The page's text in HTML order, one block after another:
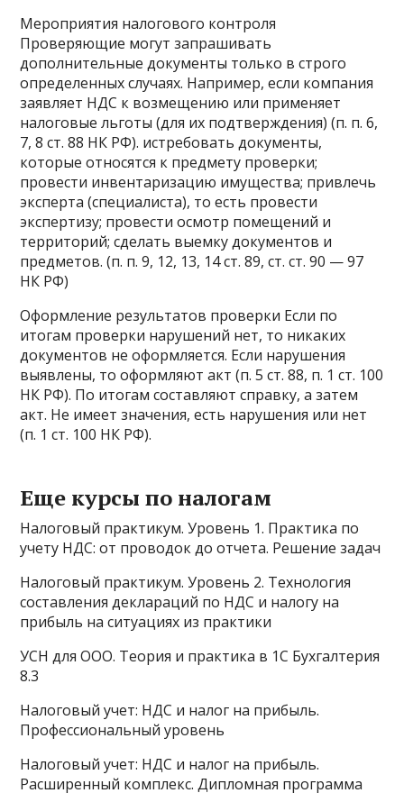
Мероприятия налогового контроля
Проверяющие могут запрашивать
дополнительные документы только в строго
определенных случаях. Например, если компания
заявляет НДС к возмещению или применяет
налоговые льготы (для их подтверждения) (п. п. 6,
7, 8 ст. 88 НК РФ). истребовать документы,
которые относятся к предмету проверки;
провести инвентаризацию имущества; привлечь
эксперта (специалиста), то есть провести
экспертизу; провести осмотр помещений и
территорий; сделать выемку документов и
предметов. (п. п. 9, 12, 13, 14 ст. 89, ст. ст. 90 — 97
НК РФ)
Оформление результатов проверки Если по
итогам проверки нарушений нет, то никаких
документов не оформляется. Если нарушения
выявлены, то оформляют акт (п. 5 ст. 88, п. 1 ст. 100
НК РФ). По итогам составляют справку, а затем
акт. Не имеет значения, есть нарушения или нет
(п. 1 ст. 100 НК РФ).
Еще курсы по налогам
Налоговый практикум. Уровень 1. Практика по
учету НДС: от проводок до отчета. Решение задач
Налоговый практикум. Уровень 2. Технология
составления деклараций по НДС и налогу на
прибыль на ситуациях из практики
УСН для ООО. Теория и практика в 1С Бухгалтерия
8.3
Налоговый учет: НДС и налог на прибыль.
Профессиональный уровень
Налоговый учет: НДС и налог на прибыль.
Расширенный комплекс. Дипломная программа